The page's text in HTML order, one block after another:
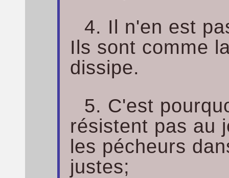
4. Il n'en est
Ils sont comme
dissipe.
5. C'est
résistent pas au
les pécheurs
justes;